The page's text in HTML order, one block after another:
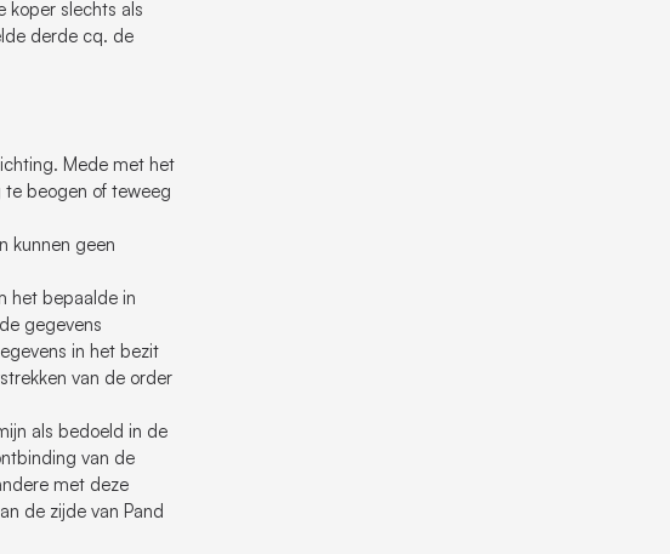
koper slechts als
derde cq. de
Mede met het
beogen of teweeg
kunnen geen
het bepaalde in
gegevens
in het bezit
van de order
als bedoeld in de
van de
met deze
de zijde van Pand